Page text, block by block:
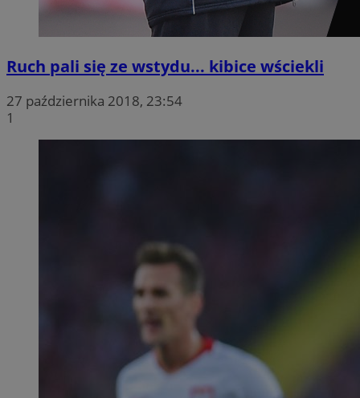
Ruch pali się ze wstydu... kibice wściekli
27 października 2018, 23:54
1